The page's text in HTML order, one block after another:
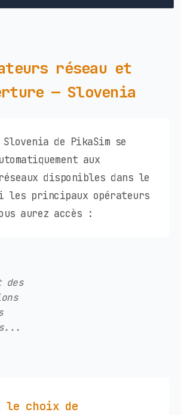
réseau et
— Slovenia
Slovenia de PikaSim se
aux
disponibles dans le
les principaux opérateurs
aurez accès :
des
le choix de